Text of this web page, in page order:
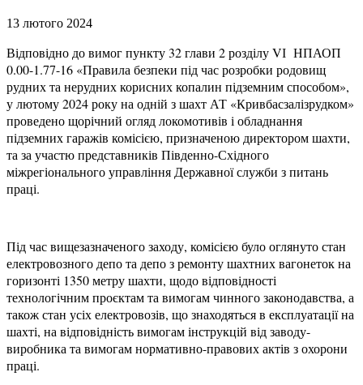
13 лютого 2024
Відповідно до вимог пункту 32 глави 2 розділу VІ НПАОП
0.00-1.77-16 «Правила безпеки під час розробки родовищ
рудних та нерудних корисних копалин підземним способом»,
у лютому 2024 року на одній з шахт АТ «Кривбасзалізрудком»
проведено щорічний огляд локомотивів і обладнання
підземних гаражів комісією, призначеною директором шахти,
та за участю представників Південно-Східного
міжрегіонального управління Державної служби з питань
праці.
Під час вищезазначеного заходу, комісією було оглянуто стан
електровозного депо та депо з ремонту шахтних вагонеток на
горизонті 1350 метру шахти, щодо відповідності
технологічним проєктам та вимогам чинного законодавства, а
також стан усіх електровозів, що знаходяться в експлуатації на
шахті, на відповідність вимогам інструкцій від заводу-
виробника та вимогам нормативно-правових актів з охорони
праці.